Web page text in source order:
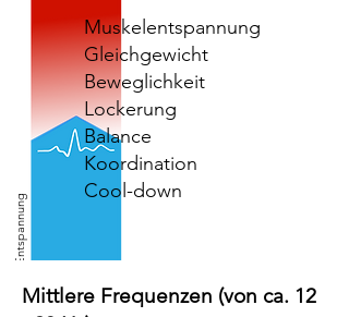
Muskelentspannung
Gleichgewicht
Beweglichkeit
Lockerung
Balance
Koordination
Cool-down
Mittlere Frequenzen (von ca. 12